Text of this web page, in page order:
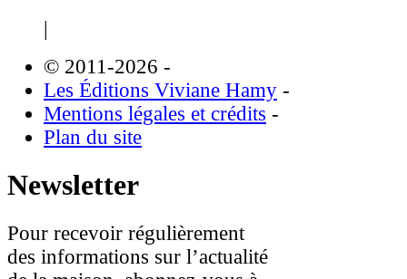
|
© 2011-2026 -
Les Éditions Viviane Hamy -
Mentions légales et crédits -
Plan du site
Newsletter
Pour recevoir régulièrement
des informations sur l’actualité